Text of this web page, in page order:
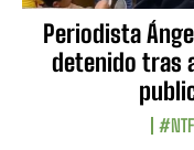
Periodista
detenido tras
#NTF